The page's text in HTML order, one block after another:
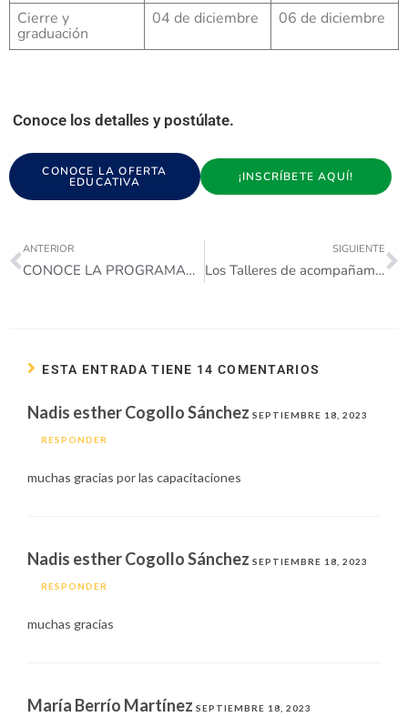
Cierre y
graduación
04 de diciembre 06 de diciembre
Conoce los detalles y postúlate.
CONOCE LA OFERTA
EDUCATIVA ¡INSCRÍBETE AQUÍ!
ANTERIOR
CONOCE LA PROGRAMACIÓN DE LOS TALLERES DE ACOMPAÑAMIENTO E INTEGRACIÓN AL TERRITORIO DE SEPTIEMBRE
SIGUIENTE
Los Talleres de acompañamiento e integración al territorio son espacios para compartir de manera presencial en los municipios.
ESTA ENTRADA TIENE 14 COMENTARIOS
Nadis esther Cogollo Sánchez SEPTIEMBRE 18, 2023
RESPONDER
muchas gracias por las capacitaciones
Nadis esther Cogollo Sánchez SEPTIEMBRE 18, 2023
RESPONDER
muchas gracias
María Berrío Martínez SEPTIEMBRE 18, 2023